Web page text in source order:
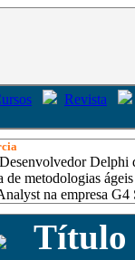
Revista
Delphi
de metodologias
na empresa G4
Título